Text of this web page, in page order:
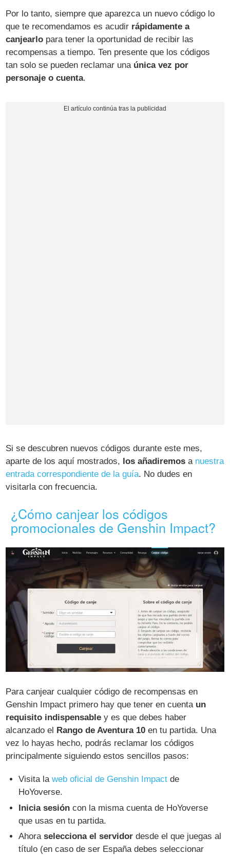
Por lo tanto, siempre que aparezca un nuevo código lo
que te recomendamos es acudir rápidamente a
canjearlo para tener la oportunidad de recibir las
recompensas a tiempo. Ten presente que los códigos
tan solo se pueden reclamar una única vez por
personaje o cuenta.
Si se descubren nuevos códigos durante este mes,
aparte de los aquí mostrados, los añadiremos a nuestra
entrada correspondiente de la guía. No dudes en
visitarla con frecuencia.
¿Cómo canjear los códigos
promocionales de Genshin Impact?
Para canjear cualquier código de recompensas en
Genshin Impact primero hay que tener en cuenta un
requisito indispensable y es que debes haber
alcanzado el Rango de Aventura 10 en tu partida. Una
vez lo hayas hecho, podrás reclamar los códigos
principalmente siguiendo estos sencillos pasos:
Visita laweb oficial de Genshin Impact de
HoYoverse.
Inicia sesión con la misma cuenta de HoYoverse
que usas en tu partida.
Ahoraselecciona el servidor desde el que juegas al
título (en caso de ser España debes seleccionar